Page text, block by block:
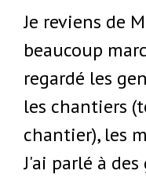
Je reviens de
beaucoup
regardé les
les chantiers
chantier), les
J'ai parlé à